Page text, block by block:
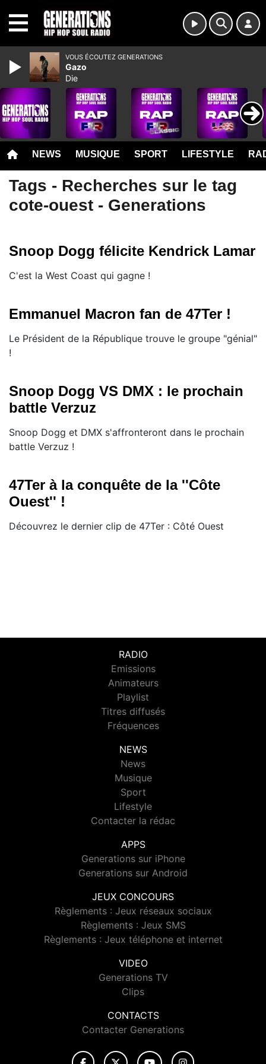
NEWS MUSIQUE SPORT LIFESTYLE
Tags - Recherches sur le tag
cote-ouest - Generations
Snoop Dogg félicite Kendrick Lamar
C'est la West Coast qui gagne !
Emmanuel Macron fan de 47Ter !
Le Président de la République trouve le groupe "génial"
!
Snoop Dogg VS DMX : le prochain
battle Verzuz
Snoop Dogg et DMX s'affronteront dans le prochain
battle Verzuz !
47Ter à la conquête de la ''Côte
Ouest'' !
Découvrez le dernier clip de 47Ter : Côté Ouest
RADIO
Emissions
Animateurs
Playlist
Titres diffusés
Fréquences
NEWS
News
Musique
Sport
Lifestyle
Contacter la rédac
APPS
Generations sur iPhone
Generations sur Android
JEUX CONCOURS
Règlements : Jeux réseaux sociaux
Règlements : Jeux SMS
Règlements : Jeux téléphone et internet
VIDEO
Generations TV
Clips
CONTACTS
Contacter Generations
VOUS ÉCOUTEZ GENERATIONS
Gazo
Die